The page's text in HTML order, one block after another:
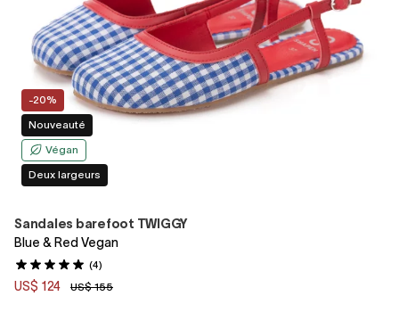
-20%
Nouveauté
Végan
Deux largeurs
Sandales barefoot TWIGGY
Blue & Red Vegan
(4)
US$ 124 US$ 155